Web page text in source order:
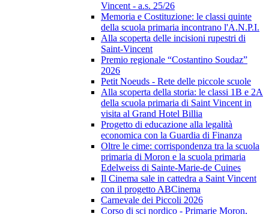
Vincent - a.s. 25/26
Memoria e Costituzione: le classi quinte
della scuola primaria incontrano l'A.N.P.I.
Alla scoperta delle incisioni rupestri di
Saint-Vincent
Premio regionale “Costantino Soudaz”
2026
Petit Noeuds - Rete delle piccole scuole
Alla scoperta della storia: le classi 1B e 2A
della scuola primaria di Saint Vincent in
visita al Grand Hotel Billia
Progetto di educazione alla legalità
economica con la Guardia di Finanza
Oltre le cime: corrispondenza tra la scuola
primaria di Moron e la scuola primaria
Edelweiss di Sainte-Marie-de Cuines
Il Cinema sale in cattedra a Saint Vincent
con il progetto ABCinema
Carnevale dei Piccoli 2026
Corso di sci nordico - Primarie Moron,